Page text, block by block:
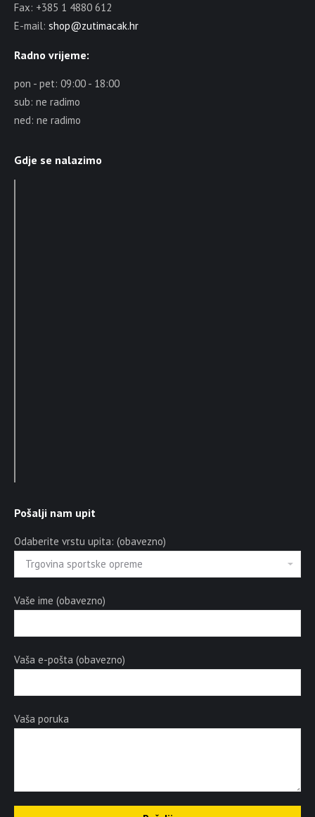
Fax: +385 1 4880 612
E-mail: shop@zutimacak.hr
Radno vrijeme:
pon - pet: 09:00 - 18:00
sub: ne radimo
ned: ne radimo
Gdje se nalazimo
Pošalji nam upit
Odaberite vrstu upita: (obavezno)
Vaše ime (obavezno)
Vaša e-pošta (obavezno)
Vaša poruka